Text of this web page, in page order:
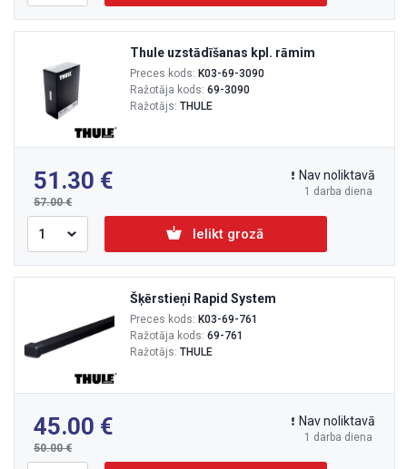
Thule uzstādīšanas kpl. rāmim
Preces kods: K03-69-3090
Ražotāja kods: 69-3090
Ražotājs: THULE
51.30
57.00
1 darba diena
Nav noliktavā
Ielikt grozā
Šķērstieņi Rapid System
Preces kods: K03-69-761
Ražotāja kods: 69-761
Ražotājs: THULE
45.00
50.00
1 darba diena
Nav noliktavā